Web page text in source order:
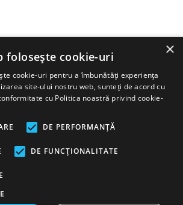
carbonică
Luni-Vineri, 9:00am-18:00pm
×
folosește cookie-uri
cookie-uri pentru a îmbunătăți experiența
site-ului nostru web, sunteți de acord cu
cu Politica noastră privind cookie-
DE PERFORMANȚĂ
DE FUNCŢIONALITATE